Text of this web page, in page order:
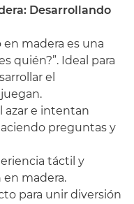
Desarrollando
madera es una
quién?”. Ideal para
el
azar e intentan
preguntas y
táctil y
madera.
para unir diversión